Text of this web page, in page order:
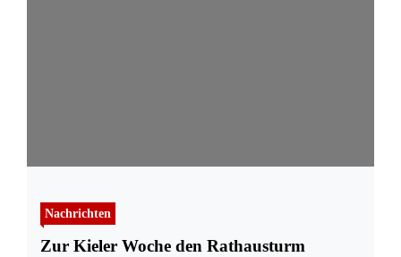
Nachrichten
Zur Kieler Woche den Rathausturm